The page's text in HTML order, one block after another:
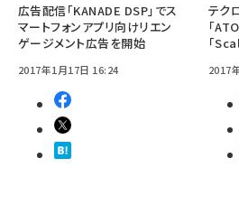
広告配信「KANADE DSP」でス
マートフォンアプリ向けリエン
ゲージメント広告を開始
2017年1月17日 16:24
テク
「
「
2017